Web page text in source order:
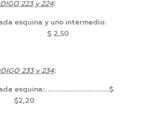
223 y 224:
esquina y uno intermedio:
$ 2,50
233 y 234:
esquina:…………………………………$